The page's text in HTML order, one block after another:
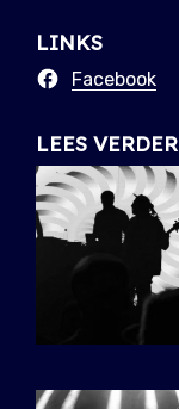
LINKS
Facebook
LEES VERDER